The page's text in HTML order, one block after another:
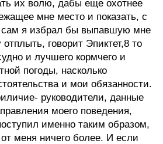
их волю, дабы еще охотнее
мне место и показать, с
сам я избрал бы выпавшую мне
говорит Эпиктет,8 то
и лучшего кормчего и
погоды, насколько
и мои обязанности.
руководители, данные
моего поведения,
именно таким образом,
меня ничего более. И если